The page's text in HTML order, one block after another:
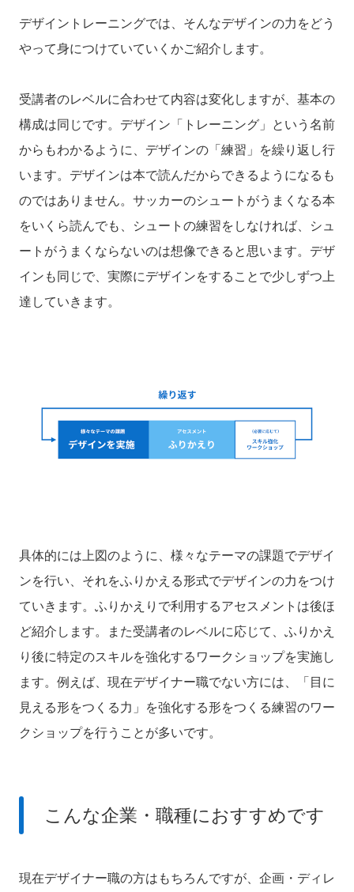
デザイントレーニングでは、そんなデザインの力をどう
やって身につけていていくかご紹介します。
受講者のレベルに合わせて内容は変化しますが、基本の
構成は同じです。 デザイン「トレーニング」という名前
からもわかるように、デザインの「練習」を繰り返し行
います。デザインは本で読んだからできるようになるも
のではありません。サッカーのシュートがうまくなる本
をいくら読んでも、シュートの練習をしなければ、シュ
ートがうまくならないのは想像できると思います。デザ
インも同じで、実際にデザインをすることで少しずつ上
達していきます。
具体的には上図のように、様々なテーマの課題でデザイ
ンを行い、それをふりかえる形式でデザインの力をつけ
ていきます。ふりかえりで利用するアセスメントは後ほ
ど紹介します。
また受講者のレベルに応じて、ふりかえ
り後に特定のスキルを強化するワークショップを実施し
ます。例えば、現在デザイナー職でない方には、「目に
見える形をつくる力」を強化する形をつくる練習のワー
クショップを行うことが多いです。
こんな企業・職種におすすめです
現在デザイナー職の方はもちろんですが、企画・ディレ